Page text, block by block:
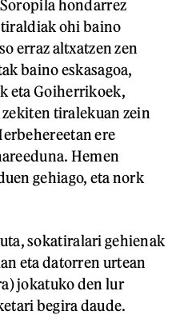
hondarrez
tiraldiak ohi baino
erraz altxatzen zen
baino eskasagoa,
eta Goiherrikoek,
tiralekuan zein
ere
Hemen
gehiago, eta nork
sokatiralari gehienak
eta datorren urtean
jokatuko den lur
begira daude.